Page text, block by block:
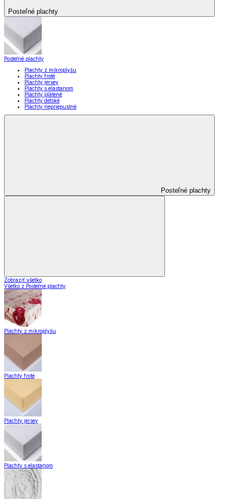
Posteľné plachty
Posteľné plachty
Plachty z mikroplyšu
Plachty froté
Plachty jersey
Plachty s elastanom
Plachty plátené
Plachty detské
Plachty nepriepustné
Posteľné plachty
Zobraziť všetko
Všetko z Posteľné plachty
Plachty z mikroplyšu
Plachty froté
Plachty jersey
Plachty s elastanom